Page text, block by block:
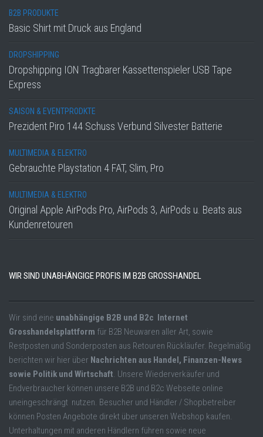
B2B PRODUKTE
Basic Shirt mit Druck aus England
DROPSHIPPING
Dropshipping ION Tragbarer Kassettenspieler USB Tape
Express
SAISON & EVENTPRODKTE
Prezident Piro 144 Schuss Verbund Silvester Batterie
MULTIMEDIA & ELEKTRO
Gebrauchte Playstation 4 FAT, Slim, Pro
MULTIMEDIA & ELEKTRO
Original Apple AirPods Pro, AirPods 3, AirPods u. Beats aus
Kundenretouren
WIR SIND UNABHÄNGIGE PROFIS IM B2B GROSSHANDEL
Wir sind eine unabhängige B2B und B2c Internet
Grosshandelsplattform für B2B Neuwaren aller Art, sowie
Restposten und Sonderposten aus Retouren Rückläufer. Regelmäßig
berichten wir hier über Nachrichten aus Handel, Finanzen-News
sowie Politik und Wirtschaft. Unsere Wiederverkäufer und
Endverbraucher können unsere B2B und B2c Webseite online
uneingeschrängt nutzen. Besucher und Händler / Shopbetreiber
können Posten Angebote direkt über unseren Webshop kaufen.
Unterhaltungen mit anderen Händlern führen sowie neue